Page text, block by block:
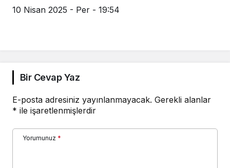
10 Nisan 2025 - Per - 19:54
Bir Cevap Yaz
E-posta adresiniz yayınlanmayacak. Gerekli alanlar
* ile işaretlenmişlerdir
Yorumunuz *